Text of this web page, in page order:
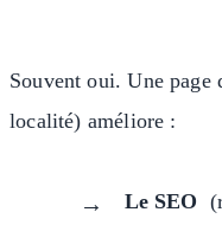
Souvent oui. Une page
localité) améliore :
Le SEO